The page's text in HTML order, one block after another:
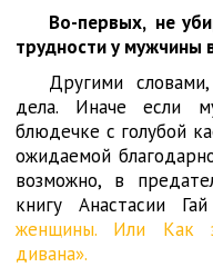
Во-первых, не
трудности у мужчины
Другими
дела. Иначе если
блюдечке с голубой
ожидаемой
возможно, в
книгу Анастасии Гай
женщины. Или Как
дивана».